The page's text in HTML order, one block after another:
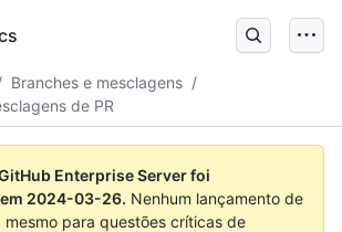
Branches e mesclagens /
de PR
Enterprise Server foi
2024-03-26. Nenhum lançamento de
para questões críticas de